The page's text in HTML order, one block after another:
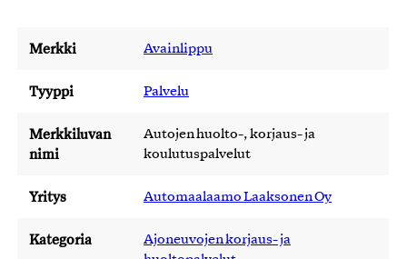
Merkki Avainlippu
Tyyppi Palvelu
Merkkiluvan
nimi
Autojen huolto-, korjaus- ja
koulutuspalvelut
Yritys Automaalaamo Laaksonen Oy
Kategoria
Ajoneuvojen korjaus- ja